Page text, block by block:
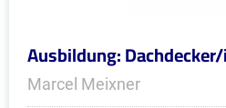
Ausbildung:
Marcel Meixner